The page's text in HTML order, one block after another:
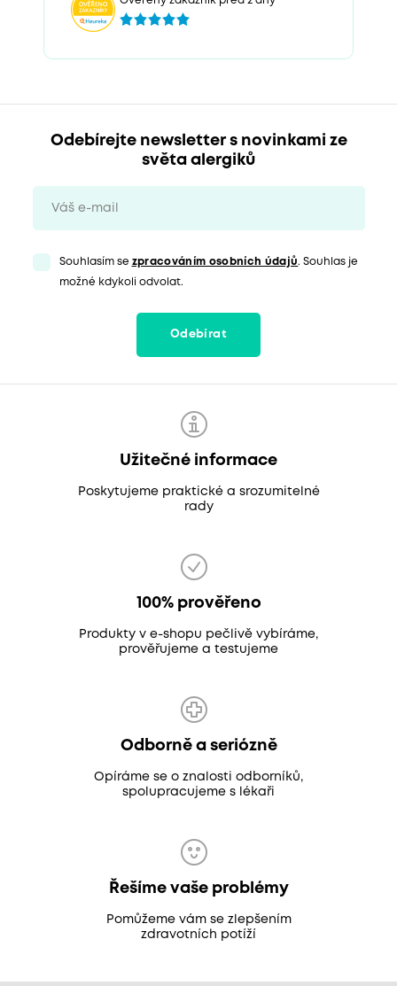
Odebírejte newsletter s novinkami ze
světa alergiků
Souhlasím se zpracováním osobních údajů. Souhlas je
možné kdykoli odvolat.
Odebírat
Užitečné informace
Poskytujeme praktické a srozumitelné
rady
100% prověřeno
Produkty v e-shopu pečlivě vybíráme,
prověřujeme a testujeme
Odborně a seriózně
Opíráme se o znalosti odborníků,
spolupracujeme s lékaři
Řešíme vaše problémy
Pomůžeme vám se zlepšením
zdravotních potíží